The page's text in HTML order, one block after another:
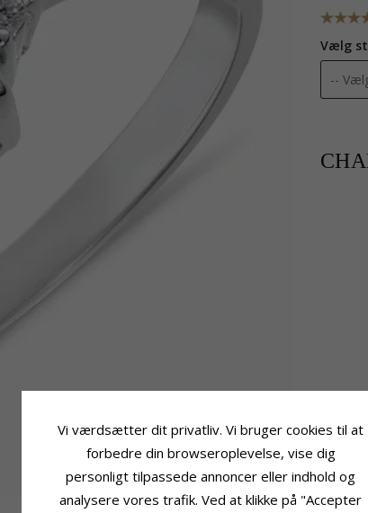
Vælg
Vi værdsætter dit privatliv. Vi bruger cookies til at
forbedre din browseroplevelse, vise dig
personligt tilpassede annoncer eller indhold og
analysere vores trafik. Ved at klikke på "Accepter